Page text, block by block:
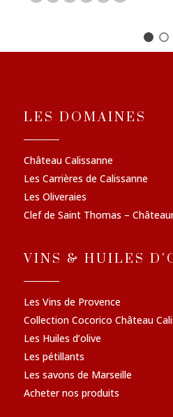
LES DOMAINES
Château Calissanne
Les Carrières de Calissanne
Les Oliveraies
Clef de Saint Thomas –
VINS & HUILES
Les Vins de Provence
Collection Cocorico Château
Les Huiles d’olive
Les pétillants
Les savons de Marseille
Acheter nos produits